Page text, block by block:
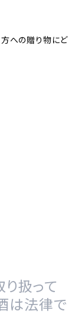
への贈り物にど
扱って
は法律で